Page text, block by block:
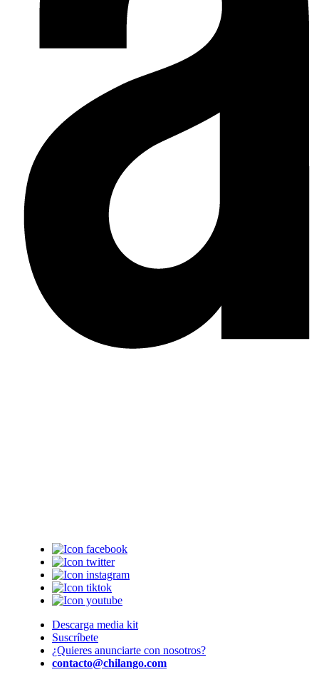
Descarga media kit
Suscríbete
¿Quieres anunciarte con nosotros?
contacto@chilango.com